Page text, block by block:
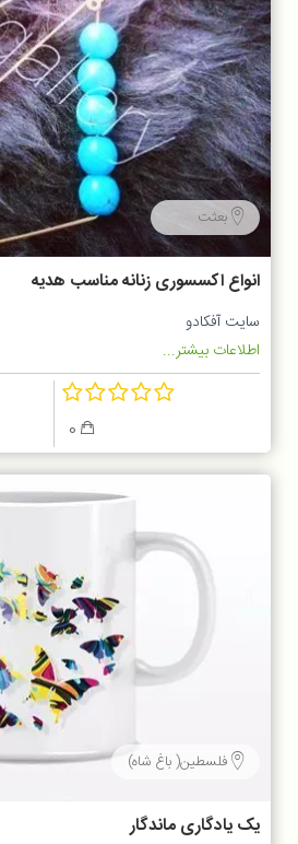
بعثت
انواع اکسسوری زنانه مناسب هدیه
سایت آفکادو
اطلاعات بیشتر...
فلسطین( باغ شاه)
یک یادگاری ماندگار